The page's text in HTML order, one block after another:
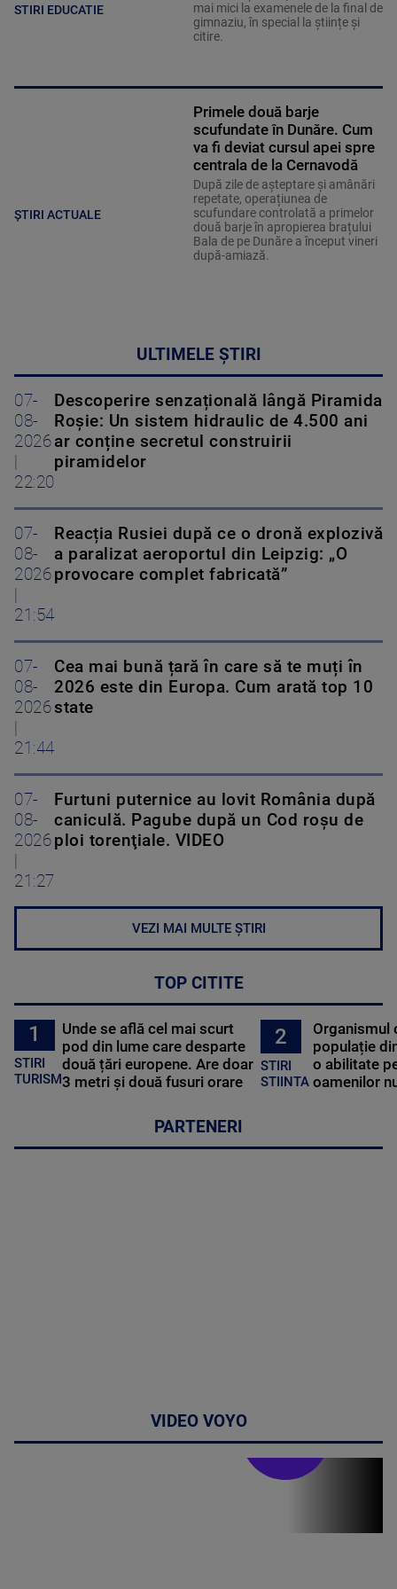
STIRI EDUCATIE
mai mici la examenele de la final de
gimnaziu, în special la științe și
citire.
ȘTIRI ACTUALE
Primele două barje
scufundate în Dunăre. Cum
va fi deviat cursul apei spre
centrala de la Cernavodă
După zile de așteptare și amânări
repetate, operațiunea de
scufundare controlată a primelor
două barje în apropierea brațului
Bala de pe Dunăre a început vineri
după-amiază.
ULTIMELE ȘTIRI
07-
08-
2026
22:20
Descoperire senzațională lângă Piramida
Roșie: Un sistem hidraulic de 4.500 ani
ar conține secretul construirii
piramidelor
07-
08-
2026
21:54
Reacția Rusiei după ce o dronă explozivă
a paralizat aeroportul din Leipzig: „O
provocare complet fabricată”
07-
08-
2026
21:44
Cea mai bună țară în care să te muți în
2026 este din Europa. Cum arată top 10
state
07-
08-
2026
21:27
Furtuni puternice au lovit România după
caniculă. Pagube după un Cod roşu de
ploi torenţiale. VIDEO
VEZI MAI MULTE ȘTIRI
TOP CITITE
1
STIRI
TURISM
Unde se află cel mai scurt
pod din lume care desparte
două țări europene. Are doar
3 metri și două fusuri orare
2
STIRI
STIINTA
Organismul
populație
o abilitate
oamenilor
PARTENERI
VIDEO VOYO